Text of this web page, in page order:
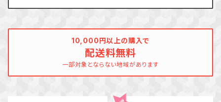
10,000円以上の購入で
配送料無料
一部対象とならない地域があります